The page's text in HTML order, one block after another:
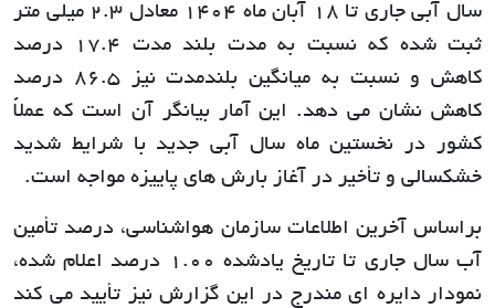
سال آبی جاری تا 18 آبان ماه 1404 معادل 2.3 میلی متر
ثبت شده که نسبت به مدت بلند مدت 17.4 درصد
کاهش و نسبت به میانگین بلندمدت نیز 86.5 درصد
کاهش نشان می دهد. این آمار بیانگر آن است که عملاً
کشور در نخستین ماه سال آبی جدید با شرایط شدید
خشکسالی و تأخیر در آغاز بارش های پاییزه مواجه است.
براساس آخرین اطلاعات سازمان هواشناسی، درصد تأمین
آب سال جاری تا تاریخ یادشده 1.00 درصد اعلام شده،
نمودار دایره ای مندرج در این گزارش نیز تأیید می کند